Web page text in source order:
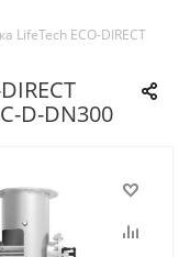
LifeTech ECO-DIRECT
D-DN300